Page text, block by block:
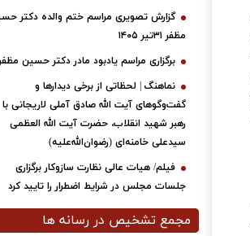
گزارش تصویری مراسم ختم والده دکتر
مظفر ۳۱تیر ۱۴۰۵
برگزاری مراسم یادبود مادر دکتر حسین
نماهنگ | لحظاتی از برخی دیدارها و
گفت‌وگوهای آیت ‌الله صادق آملی لاریجانی با
رهبر شهید انقلاب، حضرت آیت‌ الله العظمی
سیدعلی خامنه‌ای (رضوان‌الله‌علیه)
فیلم/ هیات عالی نظارت سازوکار برگزاری
جلسات مجلس در شرایط اضطرار را تایید کرد
مجمع تشخیص در رسانه ها